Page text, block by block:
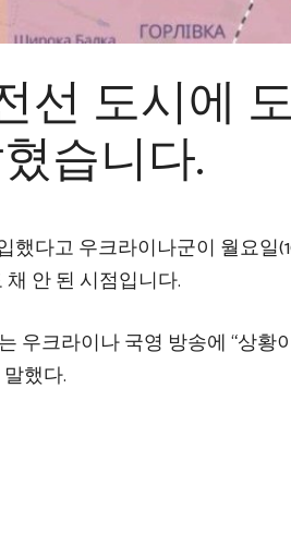
선 도시에
습니다.
다고 우크라이나군이 월요일
안 된 시점입니다.
우크라이나 국영 방송에 “상황
했다.